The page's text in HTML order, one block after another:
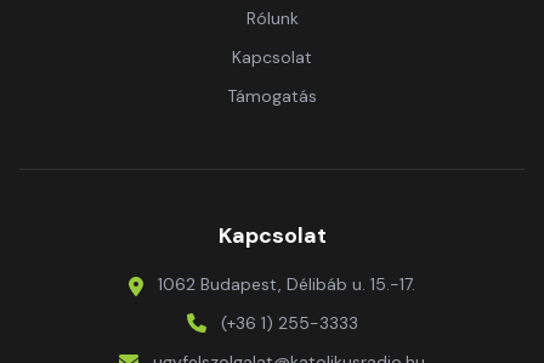
Rólunk
Kapcsolat
Támogatás
Kapcsolat
1062 Budapest, Délibáb u. 15.-17.
(+36 1) 255-3333